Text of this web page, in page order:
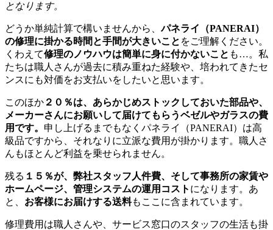
となります。
どうか単純計算で構いませんから、パネライ（PANERAI）
の修理に掛かる時間と手間が大きいこと をご理解ください。
くわえて修理のノウハウは簡単に身に付かないこと も…。私
たちは職人さんが過去に積み重ねた経験や、培われてきたセ
ンスにも対価をお支払いをしたいと思います。
このほか ２０％は、あらかじめストックしておいた部品や、
メーカーさんにお願いして届けてもらうベゼルやガラスの費
用です。 申し上げるまでもなくパネライ（PANERAI）は高
級品ですから、それなりに立派な費用が掛かります。職人さ
んもほとんど利益を乗せられません。
残る １５％が、弊社スタッフ人件費、そして事務所の家賃や
ホームページ、管理システムの運用コスト になります。あ
と、 お客様にお届けする送料もここに含まれています。
修理費用は職人さんや、サービス窓口のスタッフの生活も掛